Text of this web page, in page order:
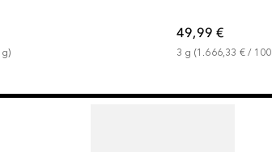
g)
49,99 €
3 g (1.666,33 € / 100